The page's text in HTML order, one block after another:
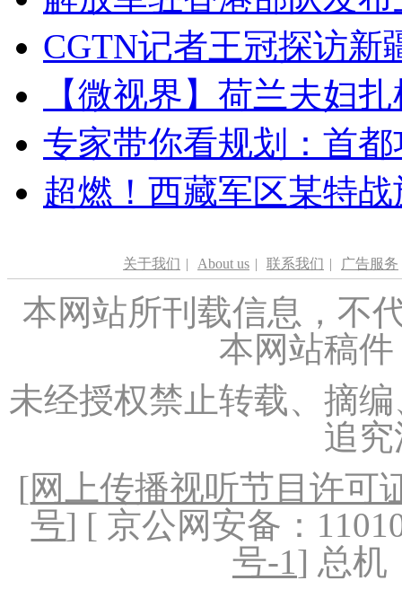
CGTN记者王冠探访新
【微视界】荷兰夫妇
专家带你看规划：首
超燃！西藏军区某特
关于我们 | About us | 联系我们 | 广告服务
本网站所刊载信息，不
本网站稿
未经授权禁止转载、摘
追
[网上传播视听节目许可
号] [ 京公网安备：
号-1] 总机